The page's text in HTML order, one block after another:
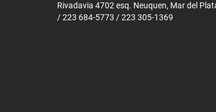
Rivadavia 4702 esq. Neuquen, Mar del
/ 223 684-5773 / 223 305-1369